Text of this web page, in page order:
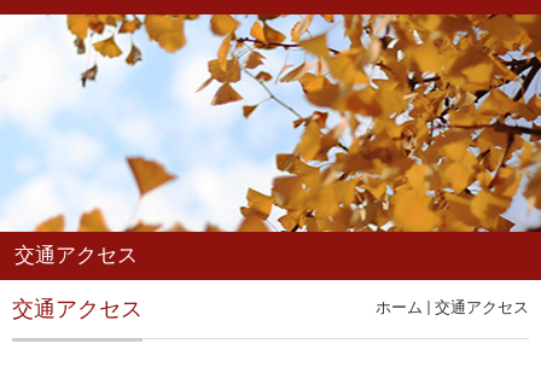
交通アクセス
ホーム 交通アクセス
交通アクセス